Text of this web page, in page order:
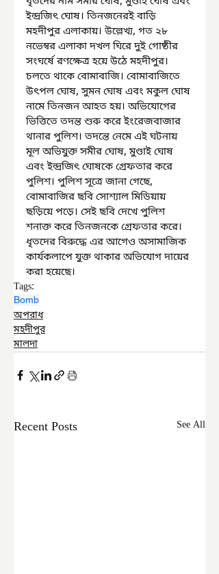
ইন্দ্রজিৎ ঘোষ। তিনজনেরই বাড়ি
মহদীপুর এলাকায়। উল্লেখ্য, গত ২৮
নভেম্বর এলাকা দখল ঘিরে দুই গোষ্ঠীর
সংঘর্ষে রণক্ষেত্র হয়ে উঠে মহদীপুর।
চলতে থাকে বোমাবাজি। বোমাবাজিতে
উৎপল ঘোষ, সুমন ঘোষ এবং মকুল ঘোষ
নামে তিনজন আহত হয়। অভিযোগের
ভিত্তিতে তদন্ত শুরু করে ইংরেজবাজার
থানার পুলিশ। তদন্তে নেমে এই ঘটনায়
মূল অভিযুক্ত সমীর ঘোষ, মুণ্ডাই ঘোষ
এবং ইন্দ্রজিৎ ঘোষকে গ্রেফতার করে
পুলিশ। পুলিশ সূত্রে জানা গেছে,
বোমাবাজির ছবি সোশ্যাল মিডিয়ায়
ছড়িয়ে পড়ে। সেই ছবি দেখে পুলিশ
শনাক্ত করে তিনজনকে গ্রেফতার করে।
ধৃতদের বিরুদ্ধে এর আগেও অসামাজিক
কার্যকলাপে যুক্ত থাকার অভিযোগ দায়ের
করা হয়েছে।
Tags:
Bomb
অপরাধ
মহদীপুর
মালদা
Recent Posts See All